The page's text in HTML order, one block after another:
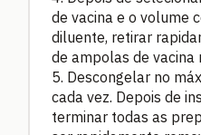
de vacina e o volume
diluente, retirar
de ampolas de vacina
5. Descongelar no
cada vez. Depois de
terminar todas as